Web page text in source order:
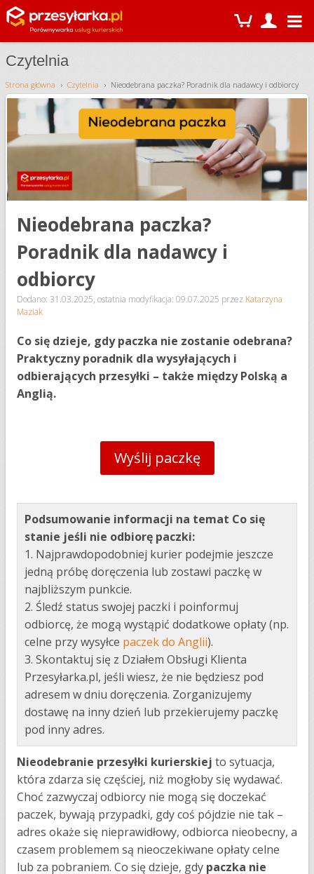
Czytelnia
Strona główna Czytelnia Nieodebrana paczka? Poradnik dla nadawcy i odbiorcy
Nieodebrana paczka?
Poradnik dla nadawcy i
odbiorcy
Dodano: 31.03.2025, ostatnia modyfikacja: 09.07.2025 przez Katarzyna
Maziak
Co się dzieje, gdy paczka nie zostanie odebrana?
Praktyczny poradnik dla wysyłających i
odbierających przesyłki – także między Polską a
Anglią.
Wyślij paczkę
Podsumowanie informacji na temat Co się
stanie jeśli nie odbiorę paczki:
1. Najprawdopodobniej kurier podejmie jeszcze
jedną próbę doręczenia lub zostawi paczkę w
najbliższym punkcie.
2. Śledź status swojej paczki i poinformuj
odbiorcę, że mogą wystąpić dodatkowe opłaty (np.
celne przy wysyłce paczek do Anglii).
3. Skontaktuj się z Działem Obsługi Klienta
Przesyłarka.pl, jeśli wiesz, że nie będziesz pod
adresem w dniu doręczenia. Zorganizujemy
dostawę na inny dzień lub przekierujemy paczkę
pod inny adres.
Nieodebranie przesyłki kurierskiej to sytuacja,
która zdarza się częściej, niż mogłoby się wydawać.
Choć zazwyczaj odbiorcy nie mogą się doczekać
paczek, bywają przypadki, gdy coś pójdzie nie tak –
adres okaże się nieprawidłowy, odbiorca nieobecny, a
czasem problemem są nieoczekiwane opłaty celne
lub za pobraniem. Co się dzieje, gdy paczka nie